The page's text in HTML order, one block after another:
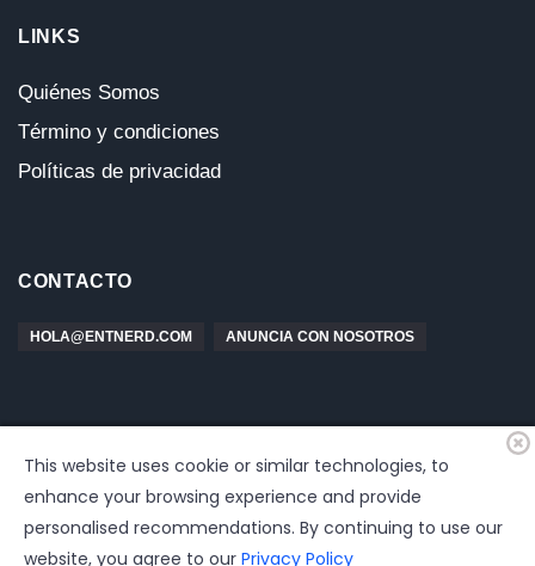
LINKS
Quiénes Somos
Término y condiciones
Políticas de privacidad
CONTACTO
HOLA@ENTNERD.COM ANUNCIA CON NOSOTROS
This website uses cookie or similar technologies, to
enhance your browsing experience and provide
personalised recommendations. By continuing to use our
website, you agree to our Privacy Policy